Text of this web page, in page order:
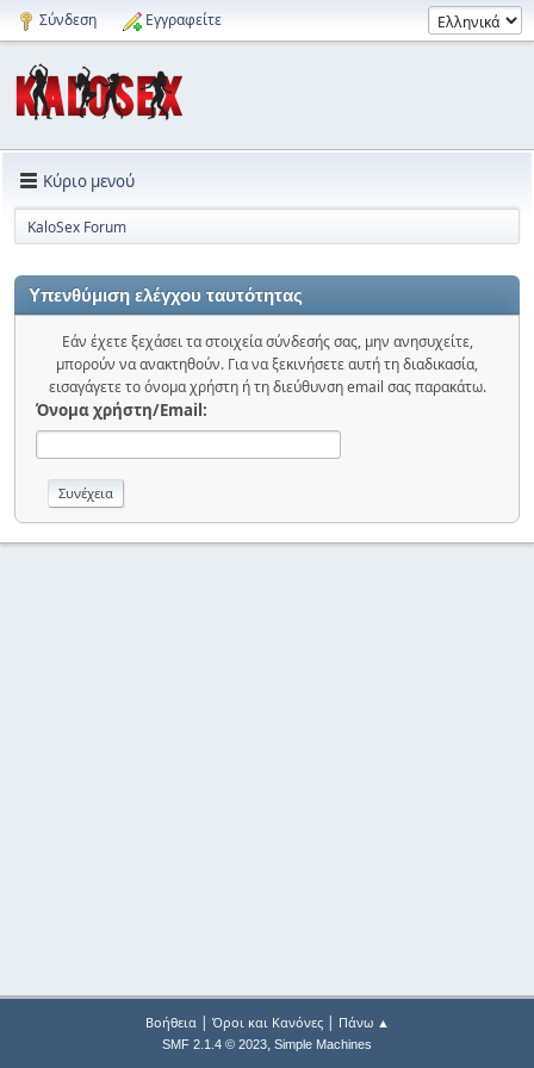
Σύνδεση Εγγραφείτε
Κύριο μενού
KaloSex Forum
Υπενθύμιση ελέγχου ταυτότητας
Εάν έχετε ξεχάσει τα στοιχεία σύνδεσής σας, μην ανησυχείτε,
μπορούν να ανακτηθούν. Για να ξεκινήσετε αυτή τη διαδικασία,
εισαγάγετε το όνομα χρήστη ή τη διεύθυνση email σας παρακάτω.
Όνομα χρήστη/Email:
Βοήθεια| Όροι και Κανόνες| Πάνω ▲
SMF 2.1.4 © 2023, Simple Machines